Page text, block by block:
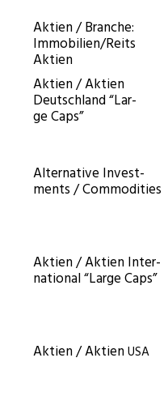
Akti­en / Bran­che:
Immobilien/Reits
Aktien
Akti­en / Akti­en
Deutsch­land “Lar­
ge Caps”
Alter­na­ti­ve Invest­
ments / Commodities
Akti­en / Akti­en Inter­
na­tio­nal “Lar­ge Caps”
Akti­en / Akti­enUSA